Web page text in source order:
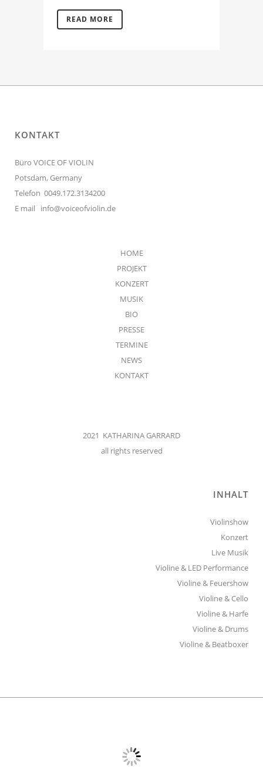
READ MORE
KONTAKT
Büro VOICE OF VIOLIN
Potsdam, Germany
Telefon 0049.172.3134200
E mail info@voiceofviolin.de
HOME
PROJEKT
KONZERT
MUSIK
BIO
PRESSE
TERMINE
NEWS
KONTAKT
2021 KATHARINA GARRARD
all rights reserved
INHALT
Violinshow
Konzert
Live Musik
Violine & LED Performance
Violine & Feuershow
Violine & Cello
Violine & Harfe
Violine & Drums
Violine & Beatboxer